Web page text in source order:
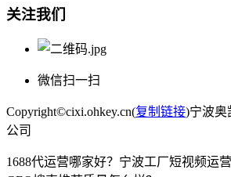
关注我们
微信扫一扫
Copyright©cixi.ohkey.cn(复制链接)宁波奥
公司
1688代运营哪家好？宁波工厂短视频运